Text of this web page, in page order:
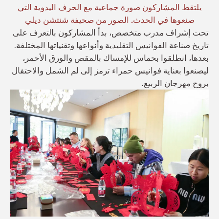
يلتقط المشاركون صورة جماعية مع الحرف اليدوية التي
صنعوها في الحدث. الصور من صحيفة شنتشن ديلي
تحت إشراف مدرب متخصص، بدأ المشاركون بالتعرف على
تاريخ صناعة الفوانيس التقليدية وأنواعها وتقنياتها المختلفة.
بعدها، انطلقوا بحماس للإمساك بالمقص والورق الأحمر،
ليصنعوا بعناية فوانيس حمراء ترمز إلى لم الشمل والاحتفال
بروح مهرجان الربيع.